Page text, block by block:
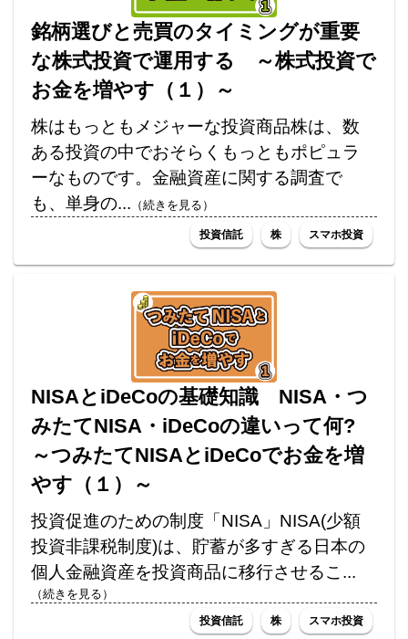
銘柄選びと売買のタイミングが重要
な株式投資で運用する ～株式投資で
お金を増やす（１）～
株はもっともメジャーな投資商品株は、数
ある投資の中でおそらくもっともポピュラ
ーなものです。金融資産に関する調査で
も、単身の... （続きを見る）
投資信託 株 スマホ投資
NISAとiDeCoの基礎知識 NISA・つ
みたてNISA・iDeCoの違いって何?
～つみたてNISAとiDeCoでお金を増
やす（１）～
投資促進のための制度「NISA」NISA(少額
投資非課税制度)は、貯蓄が多すぎる日本の
個人金融資産を投資商品に移行させるこ...
（続きを見る）
投資信託 株 スマホ投資